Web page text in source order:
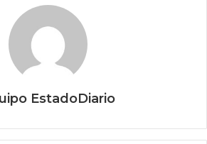
EstadoDiario